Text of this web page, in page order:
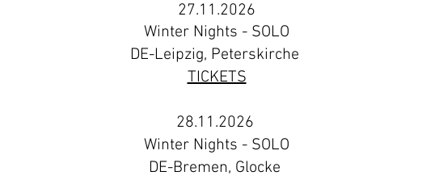
27.11.2026
Winter Nights - SOLO
DE-Leipzig, Peterskirche
TICKETS
28.11.2026
Winter Nights - SOLO
DE-Bremen, Glocke